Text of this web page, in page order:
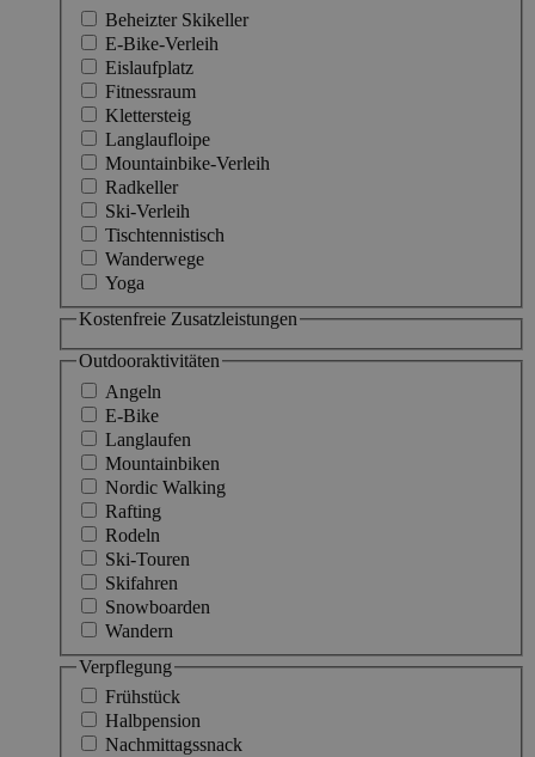
Beheizter Skikeller
E-Bike-Verleih
Eislaufplatz
Fitnessraum
Klettersteig
Langlaufloipe
Mountainbike-Verleih
Radkeller
Ski-Verleih
Tischtennistisch
Wanderwege
Yoga
Kostenfreie Zusatzleistungen
Outdooraktivitäten
Angeln
E-Bike
Langlaufen
Mountainbiken
Nordic Walking
Rafting
Rodeln
Ski-Touren
Skifahren
Snowboarden
Wandern
Verpflegung
Frühstück
Halbpension
Nachmittagssnack